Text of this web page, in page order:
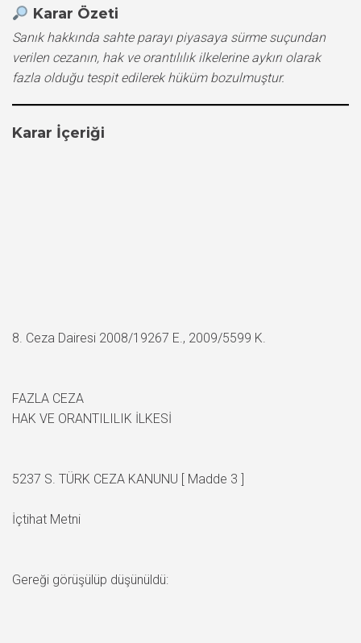
Karar Özeti
Sanık hakkında sahte parayı piyasaya sürme suçundan
verilen cezanın, hak ve orantılılık ilkelerine aykırı olarak
fazla olduğu tespit edilerek hüküm bozulmuştur.
Karar İçeriği
8. Ceza Dairesi 2008/19267 E., 2009/5599 K.
FAZLA CEZA
HAK VE ORANTILILIK İLKESİ
5237 S. TÜRK CEZA KANUNU [ Madde 3 ]
İçtihat Metni
Gereği görüşülüp düşünüldü: